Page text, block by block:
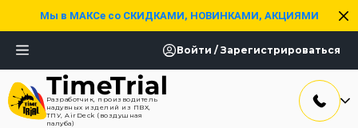
Мы в МАКСе со СКИДКАМИ, НОВИНКАМИ, АКЦИЯМИ
Войти / Зарегистрироваться
Разработчик, производитель
надувных изделий из ПВХ,
ТПУ, AirDeck (воздушная
палуба)